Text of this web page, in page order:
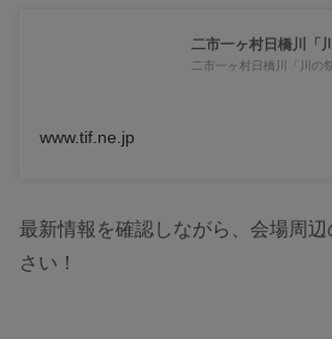
二市一ヶ村日橋川「
二市一ヶ村日橋川「川の
www.tif.ne.jp
最新情報を確認しながら、会場周
さい！